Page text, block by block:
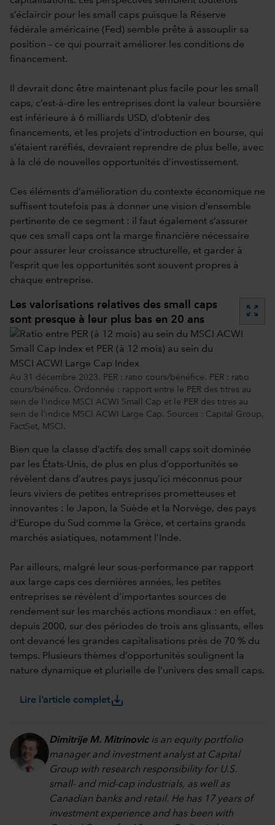
s’éclaircir pour les small caps puisque la Réserve
fédérale américaine (Fed) semble prête à assouplir sa
position – ce qui pourrait améliorer les conditions de
financement.
Il devrait donc être maintenant plus facile pour les small
caps, c’est-à-dire les entreprises dont la valeur boursière
est inférieure à 6 milliards USD, d’obtenir des
financements, et les projets d’introduction en bourse, qui
s’étaient raréfiés, devraient reprendre de plus belle, avec
à la clé de nouvelles opportunités d’investissement.
Ces éléments d’amélioration du contexte économique ne
suffisent toutefois pas à donner une vision d’ensemble
pertinente de ce segment : il faut également s’assurer
que ces small caps ont la marge financière nécessaire
pour assurer leur croissance structurelle, et garder à
l’esprit que les opportunités sont souvent propres à
chaque entreprise.
Les valorisations relatives des small caps
sont presque à leur plus bas en 20 ans
zoom_out_map
Au 31 décembre 2023. PER : ratio cours/bénéfice. PER : ratio
cours/bénéfice. Ordonnée : rapport entre le PER des titres au
sein de l’indice MSCI ACWI Small Cap et le PER des titres au
sein de l’indice MSCI ACWI Large Cap. Sources : Capital Group,
FactSet, MSCI.
Bien que la classe d’actifs des small caps soit dominée
par les États-Unis, de plus en plus d’opportunités se
révèlent dans d’autres pays jusqu’ici méconnus pour
leurs viviers de petites entreprises prometteuses et
innovantes : le Japon, la Suède et la Norvège, des pays
d’Europe du Sud comme la Grèce, et certains grands
marchés asiatiques, notamment l’Inde.
Par ailleurs, malgré leur sous-performance par rapport
aux large caps ces dernières années, les petites
entreprises se révèlent d’importantes sources de
rendement sur les marchés actions mondiaux : en effet,
depuis 2000, sur des périodes de trois ans glissants, elles
ont devancé les grandes capitalisations près de 70 % du
temps. Plusieurs thèmes d’opportunités soulignent la
nature dynamique et plurielle de l’univers des small caps.
Lire l’article completsave_alt
Dimitrije M. Mitrinovicis an equity portfolio
manager and investment analyst at Capital
Group with research responsibility for U.S.
small- and mid-cap industrials, as well as
Canadian banks and retail. He has 17 years of
investment experience and has been with